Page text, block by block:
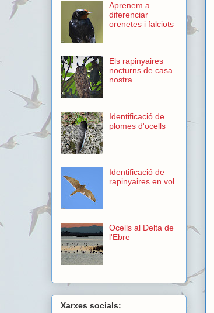
Aprenem a
diferenciar
orenetes i falciots
Els rapinyaires
nocturns de casa
nostra
Identificació de
plomes d'ocells
Identificació de
rapinyaires en vol
Ocells al Delta de
l'Ebre
Xarxes socials: